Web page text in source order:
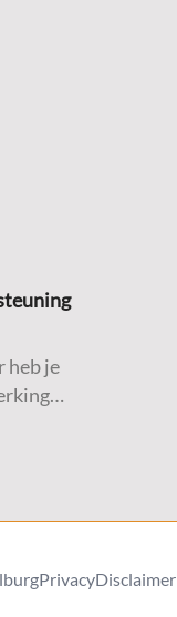
heb je
PrivacyDisclaimer